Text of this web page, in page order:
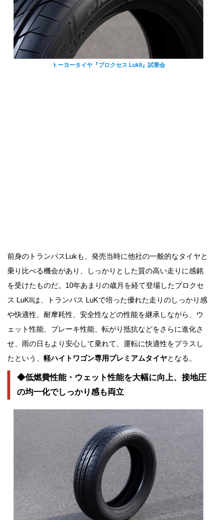
トーヨータイヤ『プロクセス LukII』試乗会
前身のトランパスLukも、発売当時に他社の一般的なタイヤと
乗り比べる機会があり、しっかりとした質の高い走りに感銘
を受けたものだ。10年あまりの歳月を経て登場したプロクセ
ス LuKIIは、トランパス LuKで培った優れた走りのしっかり感
や快適性、耐摩耗性、安全性などの性能を継承しながら、ウ
ェット性能、ブレーキ性能、転がり抵抗などをさらに進化さ
せ、雨の日もより安心して乗れて、運転に快適性をプラスし
たという、 軽ハイトワゴン専用プレミアムタイヤとなる。
◆低燃費性能・ウェット性能を大幅に向上、接地圧
の均一化でしっかり感も両立